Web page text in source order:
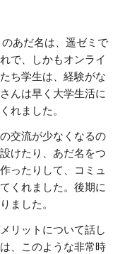
あだ名は、遥ゼミで
で、しかもオンライ
ち学生は、経験がな
んは早く大学生活に
れました。
交流が少なくなるの
けたり、あだ名をつ
ったりして、コミュ
くれました。後期に
ました。
リットについて話し
、このような非常時